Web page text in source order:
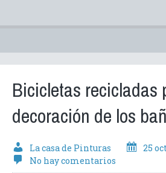
Bicicletas recicladas
decoración de los
La casa de Pinturas
25
No hay comentarios